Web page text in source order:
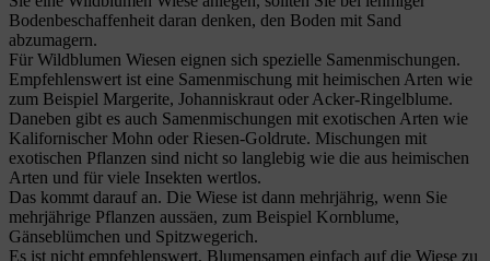
Bodenbeschaffenheit daran denken, den Boden mit Sand
abzumagern.
Für Wildblumen Wiesen eignen sich spezielle Samenmischungen.
Empfehlenswert ist eine Samenmischung mit heimischen Arten wie
zum Beispiel Margerite, Johanniskraut oder Acker-Ringelblume.
Daneben gibt es auch Samenmischungen mit exotischen Arten wie
Kalifornischer Mohn oder Riesen-Goldrute. Mischungen mit
exotischen Pflanzen sind nicht so langlebig wie die aus heimischen
Arten und für viele Insekten wertlos.
Das kommt darauf an. Die Wiese ist dann mehrjährig, wenn Sie
mehrjährige Pflanzen aussäen, zum Beispiel Kornblume,
Gänseblümchen und Spitzwegerich.
Es ist nicht empfehlenswert, Blumensamen einfach auf die Wiese zu